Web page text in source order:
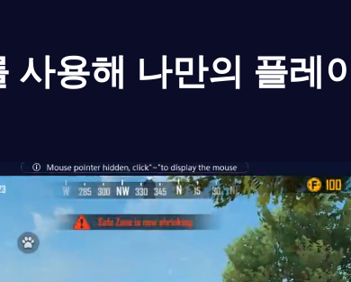
사용해 나만의 플레